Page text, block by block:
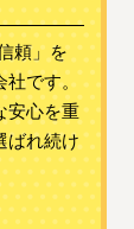
頼」を
社です。
安心を重
ばれ続け